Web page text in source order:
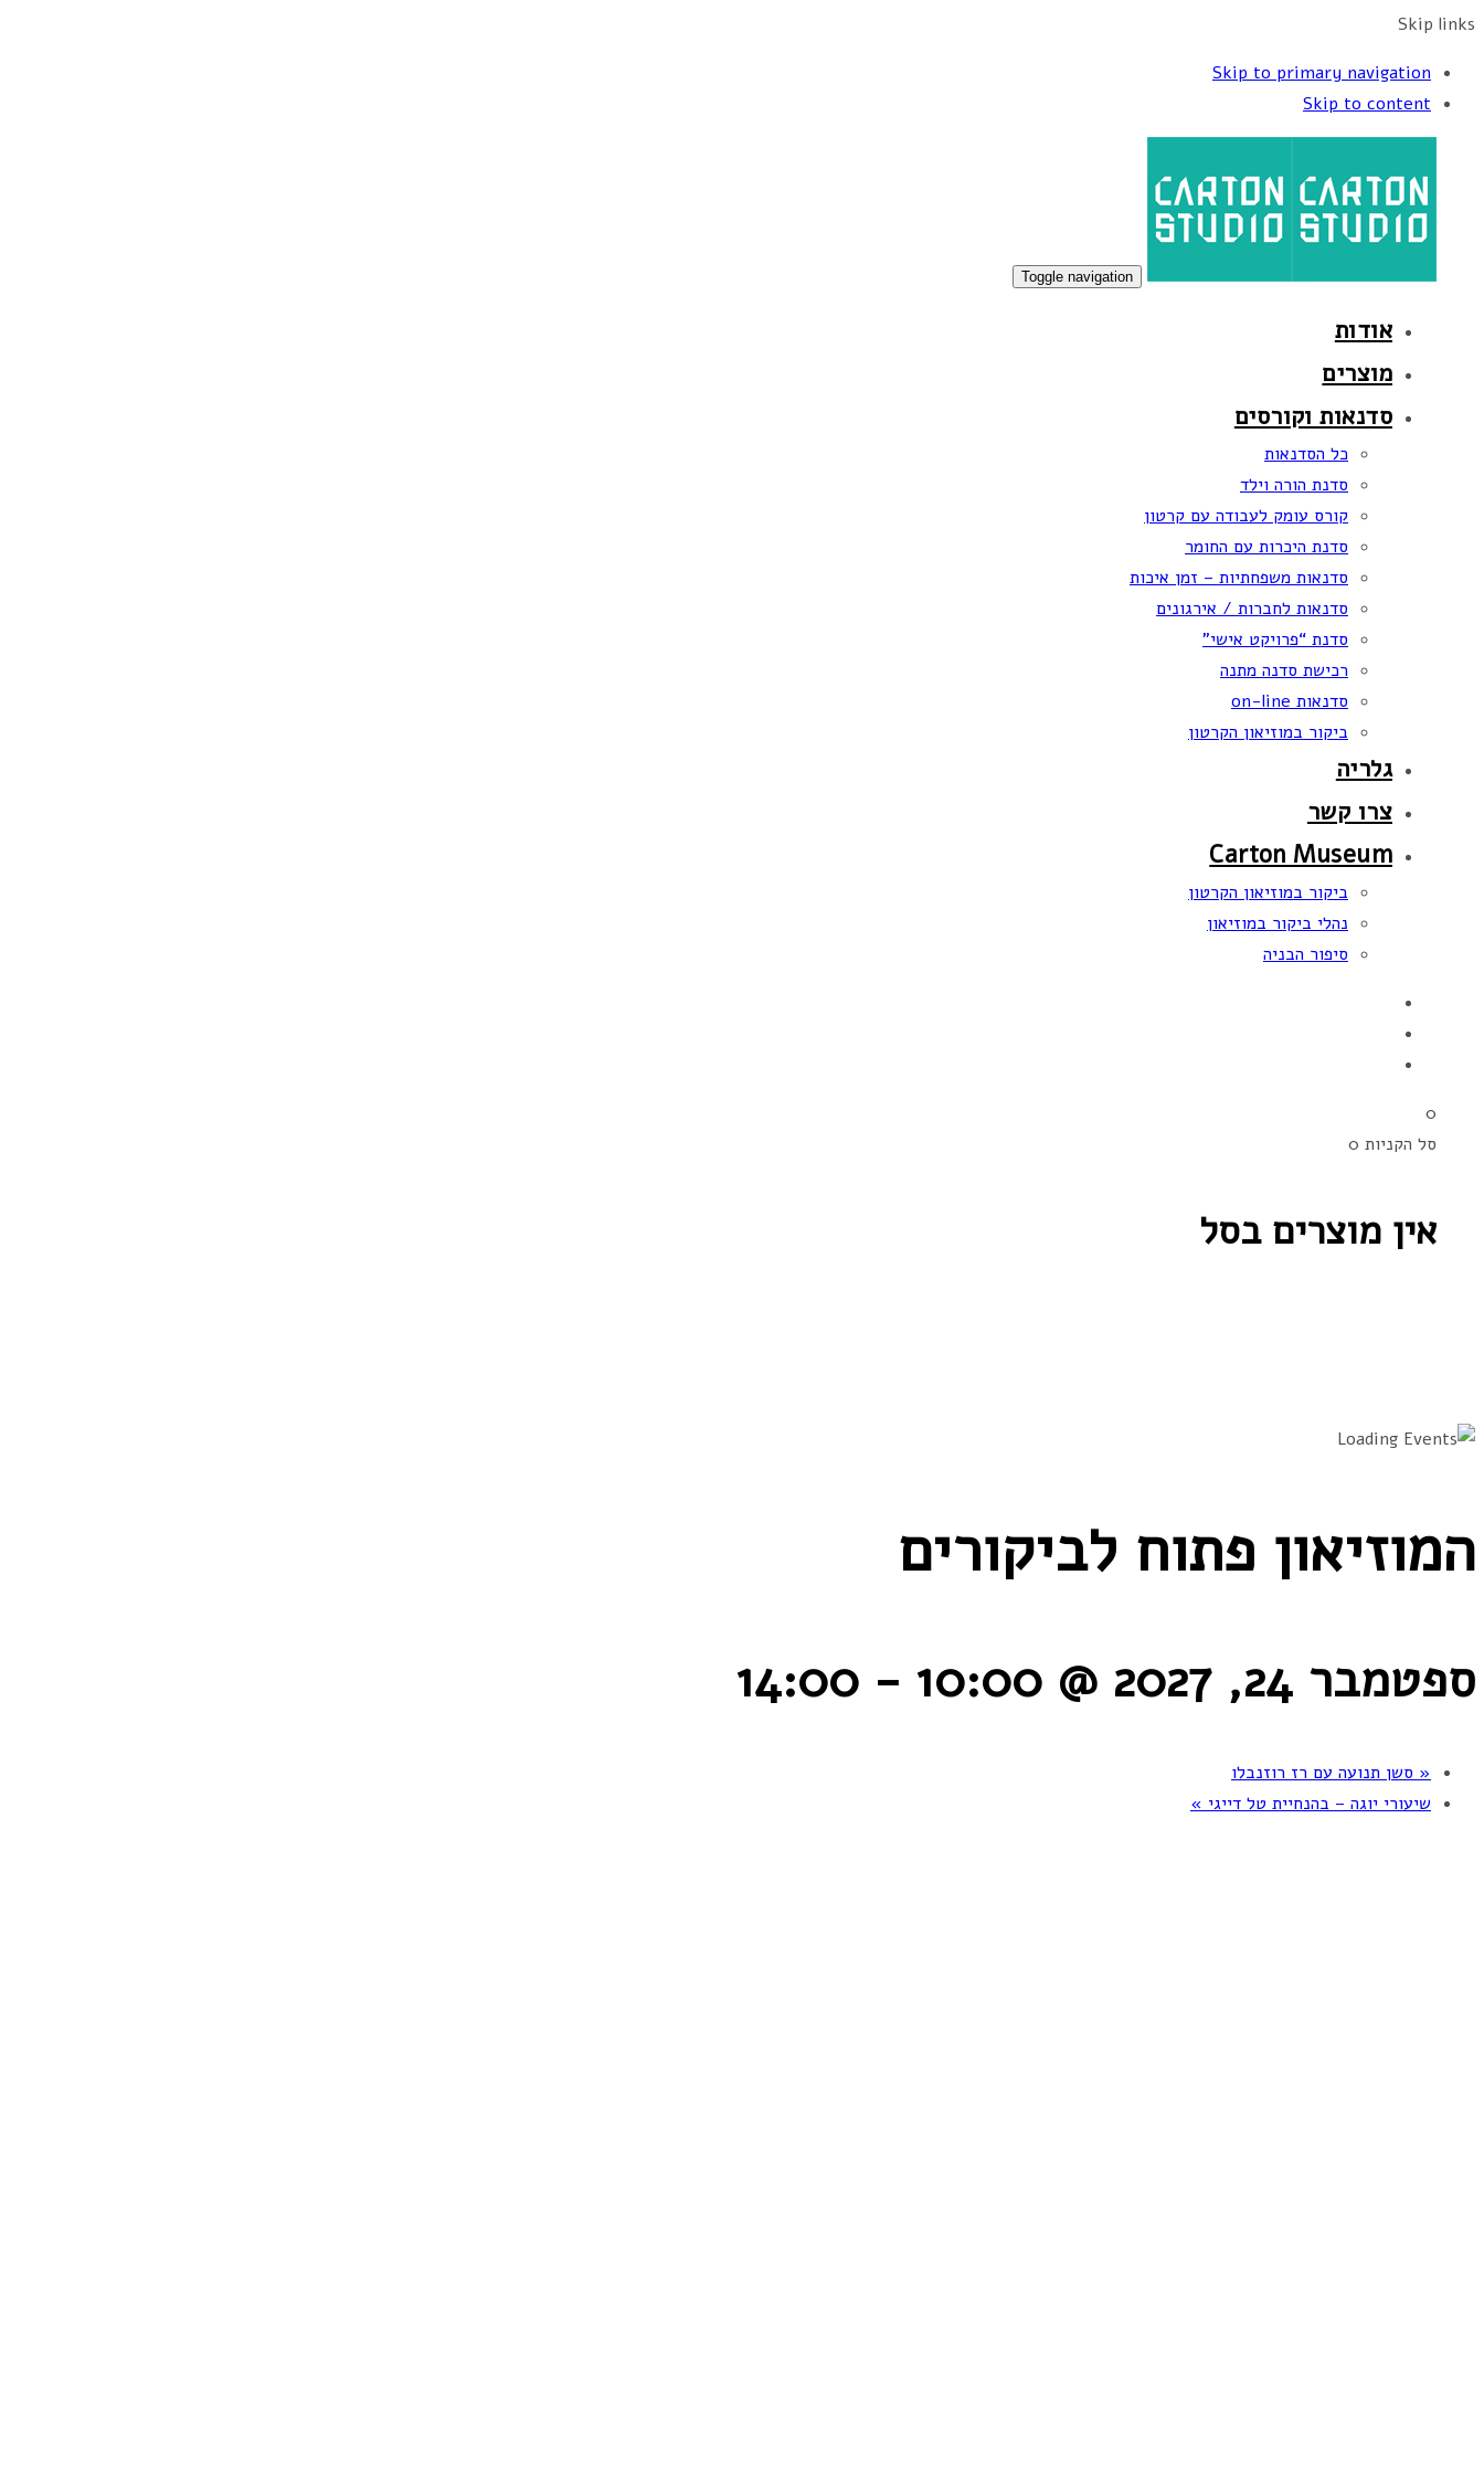
Skip links
Skip to primary navigation
Skip to content
Toggle navigation
אודות
מוצרים
סדנאות וקורסים
כל הסדנאות
סדנת הורה וילד
קורס עומק לעבודה עם קרטון
סדנת היכרות עם החומר
סדנאות משפחתיות – זמן איכות
סדנאות לחברות / אירגונים
סדנת “פרויקט אישי”
רכישת סדנה מתנה
סדנאות on-line
ביקור במוזיאון הקרטון
גלריה
צרו קשר
Carton Museum
ביקור במוזיאון הקרטון
נהלי ביקור במוזיאון
סיפור הבניה
0
סל הקניות 0
אין מוצרים בסל
המוזיאון פתוח לביקורים
ספטמבר 24, 2027 @ 10:00 -
14:00
« סשן תנועה עם רז רוזנבלו
שיעורי יוגה – בהנחיית טל דייגי »